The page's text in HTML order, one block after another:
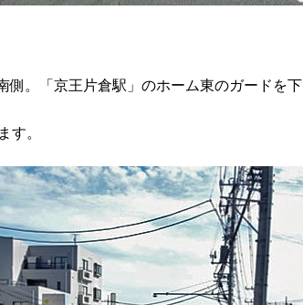
側。「京王片倉駅」のホーム東のガードを
す。